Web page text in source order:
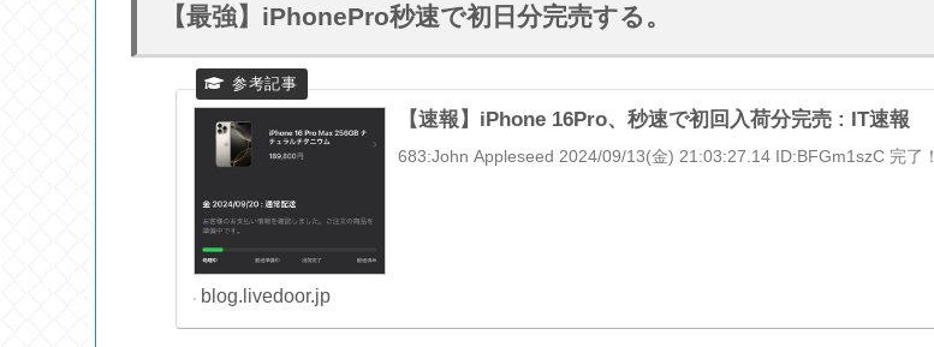
【最強】iPhonePro秒速で初日分完売する。
【速報】iPhone 16Pro、秒速で初回入荷分完売 : IT速報
683:John Appleseed 2024/09/13(金) 21:03:27.14 ID:BFGm1szC 完了！
blog.livedoor.jp